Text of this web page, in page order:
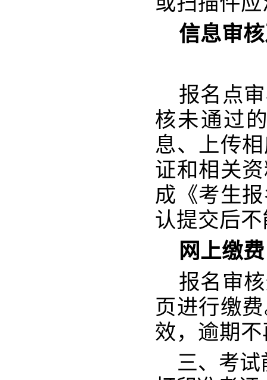
信息审
报名点
核未通过
息、上传
证和相关
成《考生
认提交后
网上缴
报名审
页进行缴
效，逾期
三、考